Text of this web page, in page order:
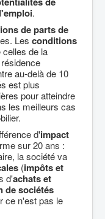
.
de parts de
Les conditions
de la
au-delà de 10
s est plus
pour atteindre
les meilleurs cas
d'impact
sur 20 ans :
la société va
(impôts et
d'achats et
de sociétés
ce n'est pas le